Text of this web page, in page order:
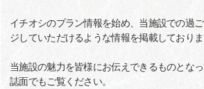
イチオシのプラン情報を始め、当施設での過
ジしていただけるような情報を掲載しておりま
当施設の魅力を皆様にお伝えできるものとな
誌面でもご覧ください。